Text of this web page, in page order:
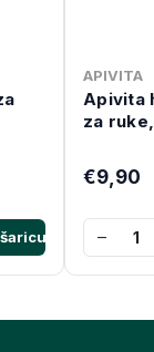
APIVITA
Apivita
za
€9,90
−